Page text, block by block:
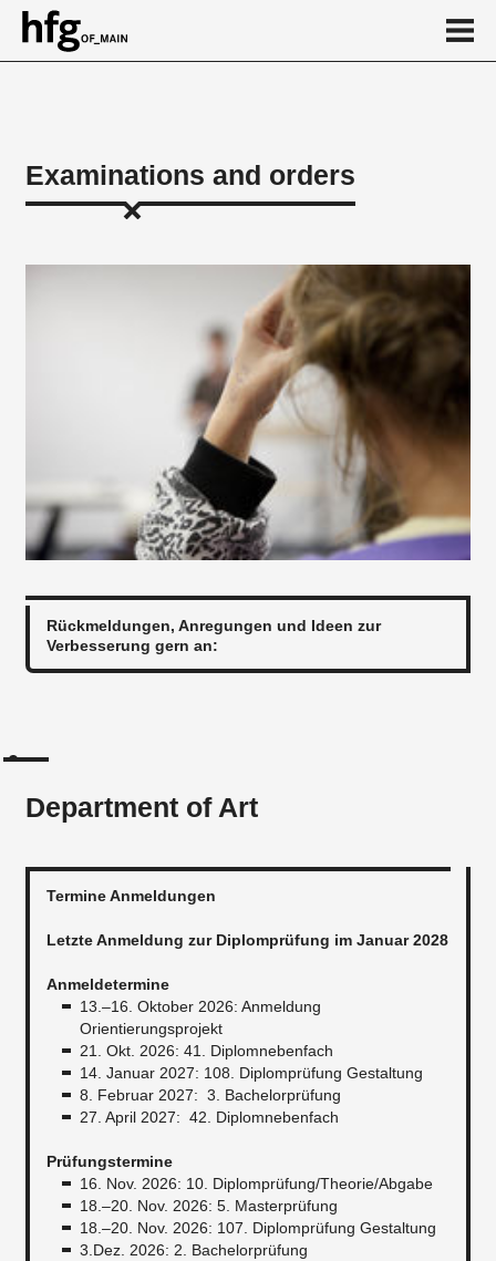
Examinations
Examinations and orders
Rückmeldungen, Anregungen und Ideen zur
Verbesserung gern an:
Department of Art
Termine Anmeldungen
Letzte Anmeldung zur Diplomprüfung im Januar 2028
Anmeldetermine
13.–16. Oktober 2026: Anmeldung
Orientierungsprojekt
21. Okt. 2026: 41. Diplomnebenfach
14. Januar 2027: 108. Diplomprüfung Gestaltung
8. Februar 2027: 3. Bachelorprüfung
27. April 2027: 42. Diplomnebenfach
Prüfungstermine
16. Nov. 2026: 10. Diplomprüfung/Theorie/Abgabe
18.–20. Nov. 2026: 5. Masterprüfung
18.–20. Nov. 2026: 107. Diplomprüfung Gestaltung
3.Dez. 2026: 2. Bachelorprüfung